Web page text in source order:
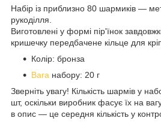
Набір із приблизно 80 шармиків —
рукоділля.
Виготовлені у формі пір'їнок
кришечку передбачене кільце для
Колір: бронза
Вага набору: 20 г
Зверніть увагу! Кількість шармів у
шт, оскільки виробник фасує їх на
в опис — це середня кількість у